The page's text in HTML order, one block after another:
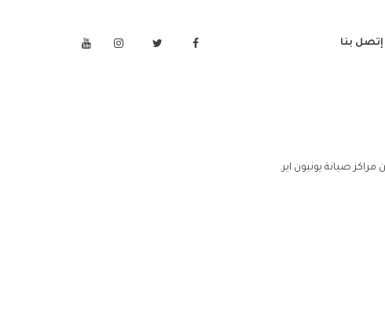
إتصل بنا
صيانة يونيون اير.